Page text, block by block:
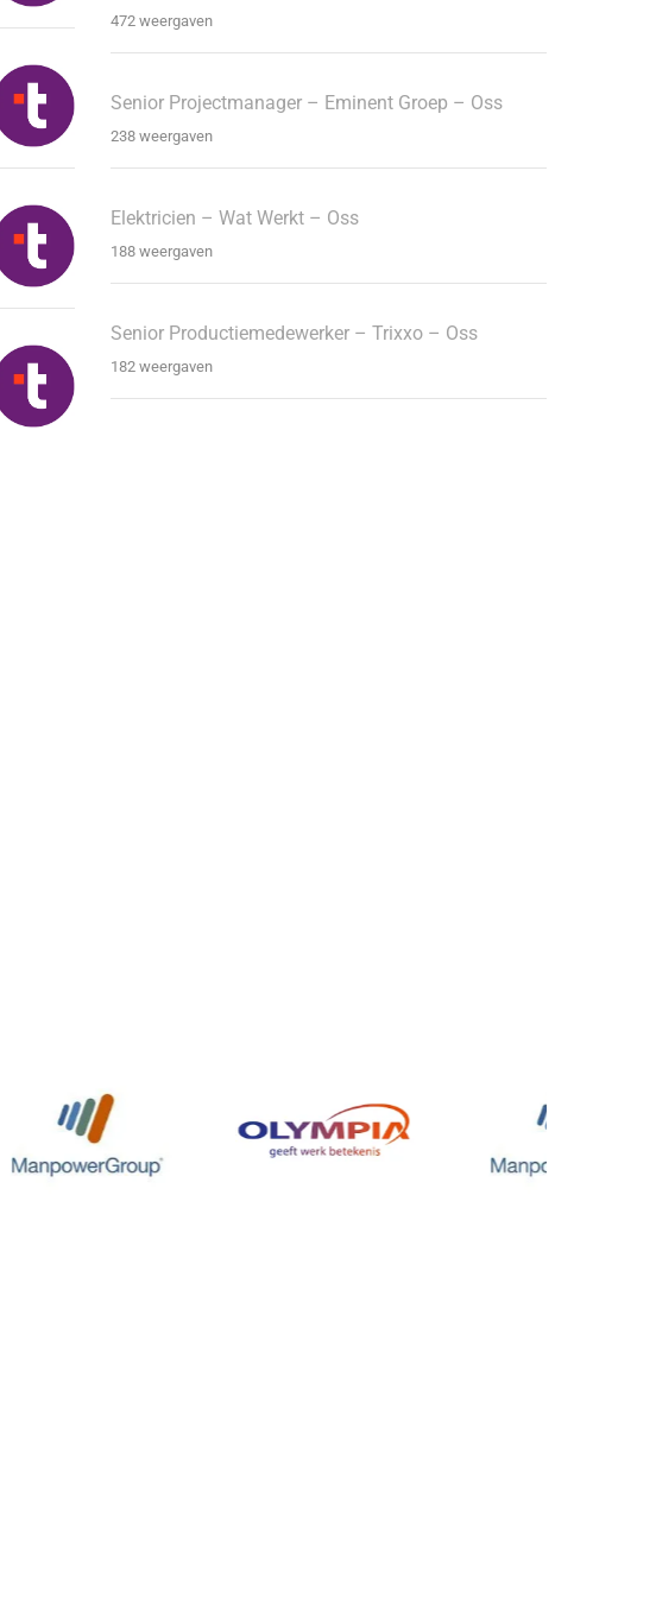
472 weergaven
Senior Projectmanager – Eminent Groep – Oss
238 weergaven
Elektricien – Wat Werkt – Oss
188 weergaven
Senior Productiemedewerker – Trixxo – Oss
182 weergaven